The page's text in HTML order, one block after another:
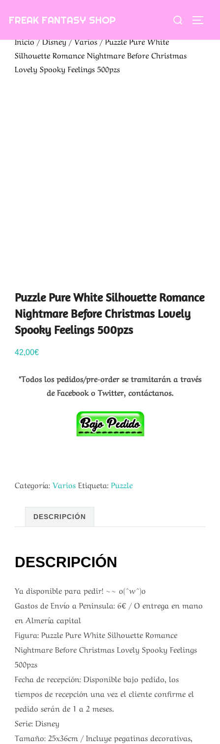
FREAK FANTASY SHOP Buscar:
Inicio/Disney/Varios/ Puzzle Pure White
Silhouette Romance Nightmare Before Christmas
Lovely Spooky Feelings 500pzs
Puzzle Pure White Silhouette Romance
Nightmare Before Christmas Lovely
Spooky Feelings 500pzs
42,00€
*Todos los pedidos/pre-order se tramitarán a través
de Facebook o Twitter, contáctanos.
Categoría: Varios Etiqueta: Puzzle
DESCRIPCIÓN
DESCRIPCIÓN
Ya disponible para pedir! ~~ o(^w^)o
Gastos de Envío a Peninsula: 6€ / O entrega en mano
en Almería capital
Figura: Puzzle Pure White Silhouette Romance
Nightmare Before Christmas Lovely Spooky Feelings
500pzs
Fecha de recepción: Disponible bajo pedido, los
tiempos de recepción una vez el cliente confirme el
pedido serán de 1 a 2 meses.
Serie: Disney
Tamaño: 25x36cm / Incluye pegatinas decorativas,